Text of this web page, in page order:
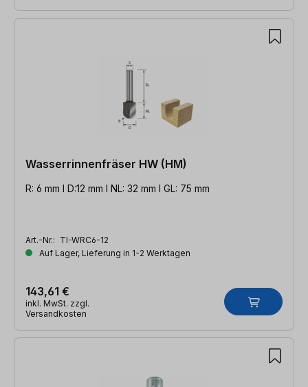
Wasserrinnenfräser HW (HM)
R: 6 mm l D:12 mm l NL: 32 mm l GL: 75 mm
Art.-Nr.: TI-WRC6-12
Auf Lager, Lieferung in 1-2 Werktagen
143,61 €
inkl. MwSt. zzgl.
Versandkosten